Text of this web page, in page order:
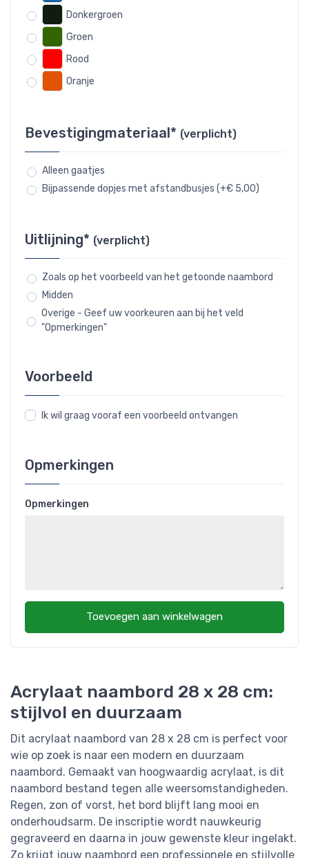
Acrylaat naambord 28 x 28 cm:
stijlvol en duurzaam
Dit acrylaat naambord van 28 x 28 cm is perfect voor
wie op zoek is naar een modern en duurzaam
naambord. Gemaakt van hoogwaardig acrylaat, is dit
naambord bestand tegen alle weersomstandigheden.
Regen, zon of vorst, het bord blijft lang mooi en
onderhoudsarm. De inscriptie wordt nauwkeurig
gegraveerd en daarna in jouw gewenste kleur ingelakt.
Zo krijgt jouw naambord een professionele en stijlvolle
Donkergroen
Groen
Rood
Oranje
Bevestigingmateriaal* (verplicht)
Alleen gaatjes
Bijpassende dopjes met afstandbusjes (+€ 5,00)
Uitlijning* (verplicht)
Zoals op het voorbeeld van het getoonde naambord
Midden
Overige - Geef uw voorkeuren aan bij het veld
"Opmerkingen"
Voorbeeld
Ik wil graag vooraf een voorbeeld ontvangen
Opmerkingen
Opmerkingen
Toevoegen aan winkelwagen